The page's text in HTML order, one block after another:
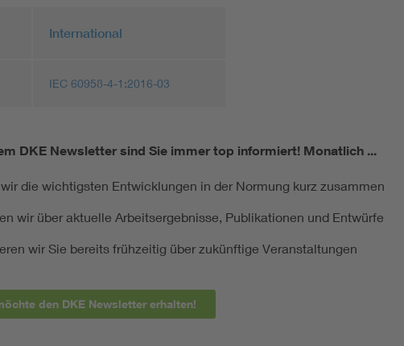
International
IEC 60958-4-1:2016-03
DKE Newsletter sind Sie immer top informiert! Monatlich ...
die wichtigsten Entwicklungen in der Normung kurz zusammen
wir über aktuelle Arbeitsergebnisse, Publikationen und Entwürfe
wir Sie bereits frühzeitig über zukünftige Veranstaltungen
den DKE Newsletter erhalten!